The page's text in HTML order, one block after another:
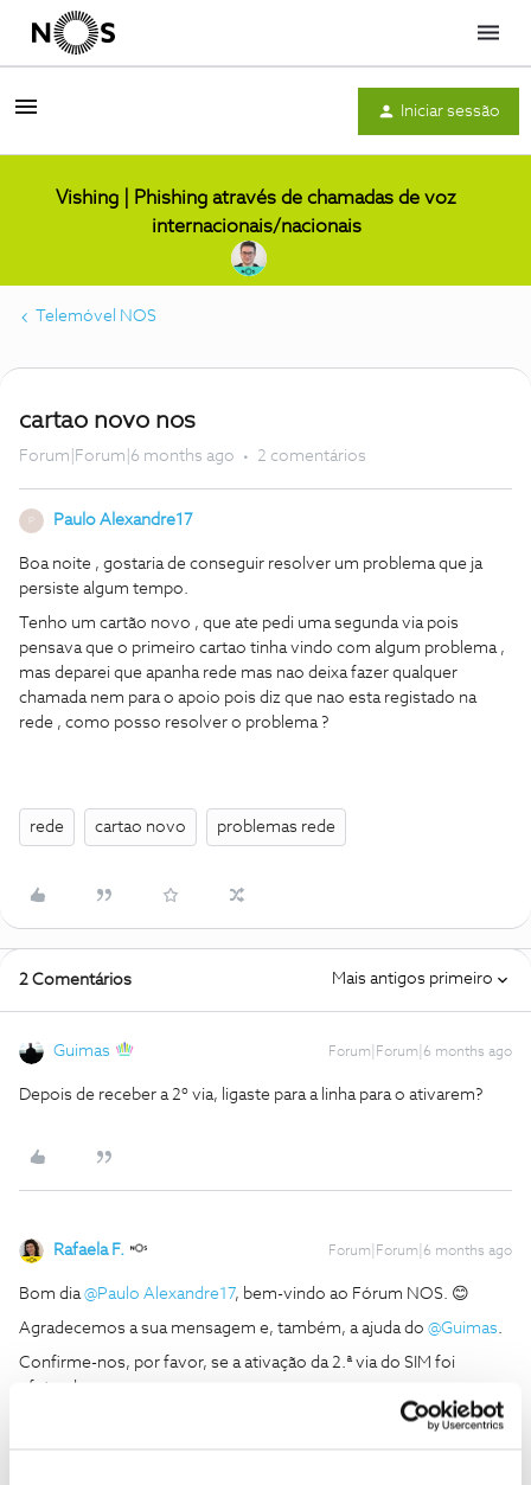
Menu
Iniciar sessão
Vishing | Phishing através de chamadas de voz
internacionais/nacionais
Telemóvel NOS
cartao novo nos
Forum|Forum|6 months ago 2 comentários
Paulo Alexandre17
Boa noite , gostaria de conseguir resolver um problema que ja
persiste algum tempo.
Tenho um cartão novo , que ate pedi uma segunda via pois
pensava que o primeiro cartao tinha vindo com algum problema ,
mas deparei que apanha rede mas nao deixa fazer qualquer
chamada nem para o apoio pois diz que nao esta registado na
rede , como posso resolver o problema ?
rede cartao novo problemas rede
2 Comentários Mais antigos primeiro
Guimas Forum|Forum|6 months ago
Depois de receber a 2º via, ligaste para a linha para o ativarem?
Rafaela F. Forum|Forum|6 months ago
Bom dia ​@Paulo Alexandre17, bem-vindo ao Fórum NOS. 😊
Agradecemos a sua mensagem e, também, a ajuda do ​ @Guimas.
Confirme-nos, por favor, se a ativação da 2.ª via do SIM foi
efetuada com sucesso.